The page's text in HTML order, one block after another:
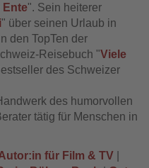
Ente". Sein heiterer
" über seinen Urlaub in
den TopTen der
Reisebuch "Viele
des Schweizer
des humorvollen
tätig für Menschen in
für Film & TV